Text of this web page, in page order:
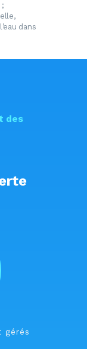
;
dans
des
gérés